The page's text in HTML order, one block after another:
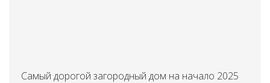
Самый дорогой загородный дом на начало 2025